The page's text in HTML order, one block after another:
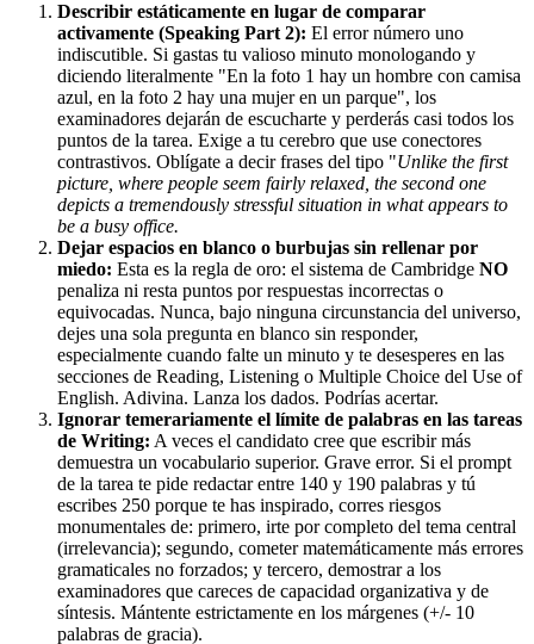
Describir estáticamente en lugar de comparar
activamente (Speaking Part 2): El error número uno
indiscutible. Si gastas tu valioso minuto monologando y
diciendo literalmente "En la foto 1 hay un hombre con camisa
azul, en la foto 2 hay una mujer en un parque", los
examinadores dejarán de escucharte y perderás casi todos los
puntos de la tarea. Exige a tu cerebro que use conectores
contrastivos. Oblígate a decir frases del tipo "Unlike the first
picture, where people seem fairly relaxed, the second one
depicts a tremendously stressful situation in what appears to
be a busy office.
Dejar espacios en blanco o burbujas sin rellenar por
miedo: Esta es la regla de oro: el sistema de Cambridge NO
penaliza ni resta puntos por respuestas incorrectas o
equivocadas. Nunca, bajo ninguna circunstancia del universo,
dejes una sola pregunta en blanco sin responder,
especialmente cuando falte un minuto y te desesperes en las
secciones de Reading, Listening o Multiple Choice del Use of
English. Adivina. Lanza los dados. Podrías acertar.
Ignorar temerariamente el límite de palabras en las tareas
de Writing: A veces el candidato cree que escribir más
demuestra un vocabulario superior. Grave error. Si el prompt
de la tarea te pide redactar entre 140 y 190 palabras y tú
escribes 250 porque te has inspirado, corres riesgos
monumentales de: primero, irte por completo del tema central
(irrelevancia); segundo, cometer matemáticamente más errores
gramaticales no forzados; y tercero, demostrar a los
examinadores que careces de capacidad organizativa y de
síntesis. Mántente estrictamente en los márgenes (+/- 10
palabras de gracia).